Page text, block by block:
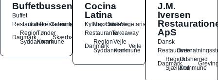
Buffetbussen
Buffet
Restauranter
Buffetrestauranter
Catering
Danmark
Region
Syddanmark
Tønder
Kommune
Skærbæk
Cocina
Latina
Kylling
Mexicansk
OstSalat
TacoVegetarisk
RestauranterTakeaway
Danmark
Region
Syddanmark
Vejle
Kommune
Vejle
J.M.
Iversen
ApS
Dansk
Restauranter
Danmark
Region
Sjælland
Odsherred
Kommune